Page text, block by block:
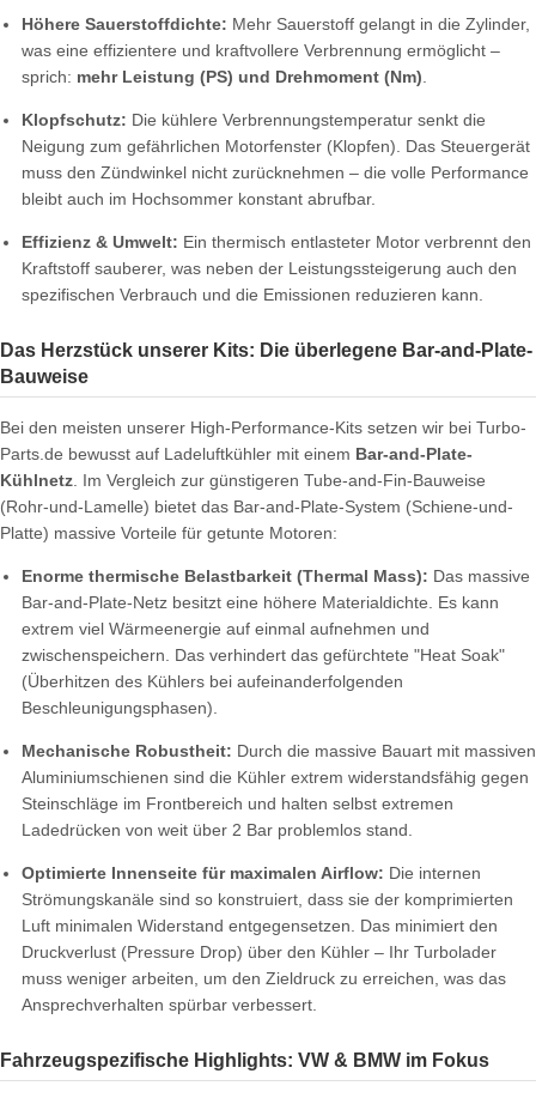
Höhere Sauerstoffdichte: Mehr Sauerstoff gelangt in die Zylinder,
was eine effizientere und kraftvollere Verbrennung ermöglicht –
sprich: mehr Leistung (PS) und Drehmoment (Nm)
Klopfschutz: Die kühlere Verbrennungstemperatur senkt die
Neigung zum gefährlichen Motorfenster (Klopfen). Das Steuergerät
muss den Zündwinkel nicht zurücknehmen – die volle Performance
bleibt auch im Hochsommer konstant abrufbar.
Effizienz & Umwelt: Ein thermisch entlasteter Motor verbrennt den
Kraftstoff sauberer, was neben der Leistungssteigerung auch den
spezifischen Verbrauch und die Emissionen reduzieren kann.
Das Herzstück unserer Kits: Die überlegene Bar-and-Plate-
Bauweise
Bei den meisten unserer High-Performance-Kits setzen wir bei Turbo-
Parts.de bewusst auf Ladeluftkühler mit einem Bar-and-Plate-
Kühlnetz . Im Vergleich zur günstigeren Tube-and-Fin-Bauweise
(Rohr-und-Lamelle) bietet das Bar-and-Plate-System (Schiene-und-
Platte) massive Vorteile für getunte Motoren:
Enorme thermische Belastbarkeit (Thermal Mass): Das massive
Bar-and-Plate-Netz besitzt eine höhere Materialdichte. Es kann
extrem viel Wärmeenergie auf einmal aufnehmen und
zwischenspeichern. Das verhindert das gefürchtete "Heat Soak"
(Überhitzen des Kühlers bei aufeinanderfolgenden
Beschleunigungsphasen).
Mechanische Robustheit: Durch die massive Bauart mit massiven
Aluminiumschienen sind die Kühler extrem widerstandsfähig gegen
Steinschläge im Frontbereich und halten selbst extremen
Ladedrücken von weit über 2 Bar problemlos stand.
Optimierte Innenseite für maximalen Airflow: Die internen
Strömungskanäle sind so konstruiert, dass sie der komprimierten
Luft minimalen Widerstand entgegensetzen. Das minimiert den
Druckverlust (Pressure Drop) über den Kühler – Ihr Turbolader
muss weniger arbeiten, um den Zieldruck zu erreichen, was das
Ansprechverhalten spürbar verbessert.
Fahrzeugspezifische Highlights: VW & BMW im Fokus